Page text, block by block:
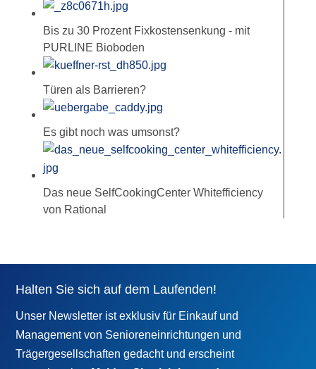
Bis zu 30 Prozent Fixkostensenkung - mit
PURLINE Bioboden
Türen als Barrieren?
Es gibt noch was umsonst?
Das neue SelfCookingCenter Whitefficiency
von Rational
Halten Sie sich auf dem Laufenden!
Unser Newsletter ist exklusiv für Einkauf und
Management von Senioreneinrichtungen und
Trägergesellschaften gedacht und erscheint